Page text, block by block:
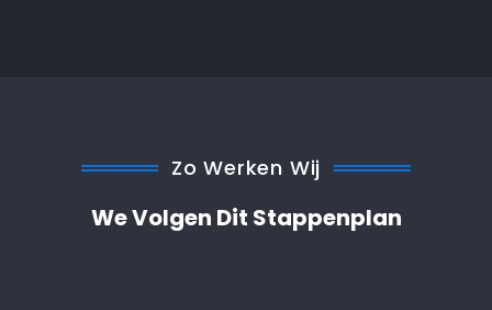
Zo Werken Wij
We Volgen Dit Stappenplan